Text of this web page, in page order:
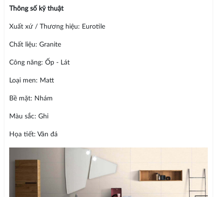
Thông số kỹ thuật
Xuất xứ / Thương hiệu: Eurotile
Chất liệu: Granite
Công năng: Ốp - Lát
Loại men: Matt
Bề mặt: Nhám
Màu sắc: Ghi
Họa tiết: Vân đá